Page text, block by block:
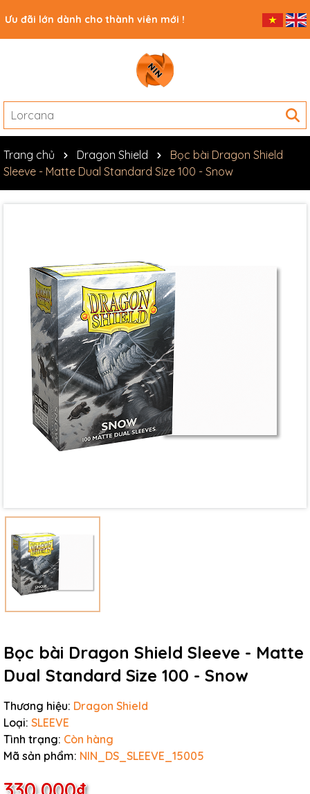
Ưu đãi lớn dành cho thành viên mới !
Trang chủ Dragon Shield
Bọc bài Dragon Shield
Sleeve - Matte Dual Standard Size 100 - Snow
Bọc bài Dragon Shield Sleeve - Matte
Dual Standard Size 100 - Snow
Thương hiệu: Dragon Shield
Loại: SLEEVE
Tình trạng: Còn hàng
Mã sản phẩm: NIN_DS_SLEEVE_15005
Mã giảm giá:
Ngày hết hạn:
Điều kiện: